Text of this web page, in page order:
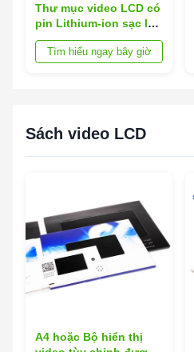
Thư mục video LCD có
pin Lithium-ion sạc lại
và tỷ lệ 16:9 trong bìa
da có khung nhựa
Tìm hiểu ngay bây giờ
Sách video LCD
A4 hoặc Bộ hiển thị